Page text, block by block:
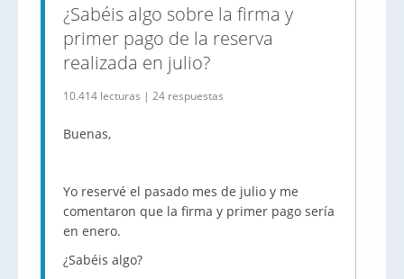
¿Sabéis algo sobre la firma y
primer pago de la reserva
realizada en julio?
10.414 lecturas | 24 respuestas
Buenas,
Yo reservé el pasado mes de julio y me
comentaron que la firma y primer pago sería
en enero.
¿Sabéis algo?